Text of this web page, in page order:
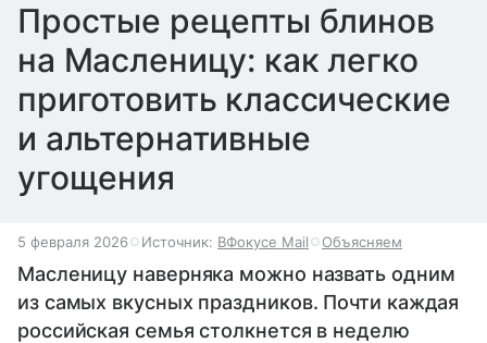
Простые рецепты блинов
на Масленицу: как легко
приготовить классические
и альтернативные
угощения
5 февраля 2026 Источник: ВФокусе Mail Объясняем
Масленицу наверняка можно назвать одним
из самых вкусных праздников. Почти каждая
российская семья столкнется в неделю